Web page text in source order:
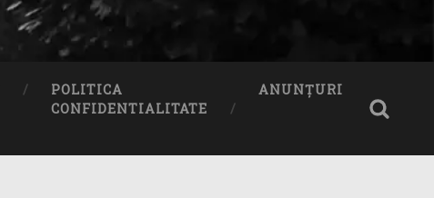
POLITICA
CONFIDENTIALITATE
ANUNȚURI